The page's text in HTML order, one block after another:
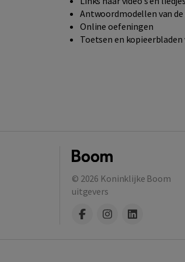
Antwoordmodellen van
Online oefeningen
Toetsen en
© 2026 Koninklijke Boom
uitgevers